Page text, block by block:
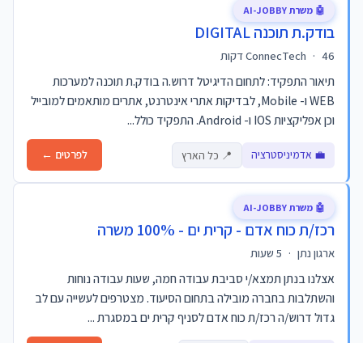
בודק.ת תוכנה DIGITAL
ConnecTech · 46 דקות
תיאור התפקיד: לתחום הדיגיטל דרוש.ה בודק.ת תוכנה למערכות
WEB ו- Mobile, לבדיקות אתרי אינטרנט, אתרים מותאמים למובייל
וכן אפליקציות IOS ו- Android. התפקיד כולל...
💼 אדמיניסטרציה 📍 כל הארץ לפרטים ←
🤖 משרת AI-JOBBY
רכז/ת כוח אדם - קרית ים - 100% משרה
ארגון נתן ·
אצלנו בנתן תמצא/י סביבת עבודה חמה, שעות עבודה נוחות
והשתלבות בחברה מובילה בתחום הסיעוד. מצטרפים לעשייה עם לב
גדול דרוש/ה רכז/ת כוח אדם לסניף קרית ים במסגרת ...
🤖 משרת AI-JOBBY